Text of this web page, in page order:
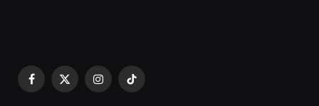
Facebook
X
Instagram
TikTok